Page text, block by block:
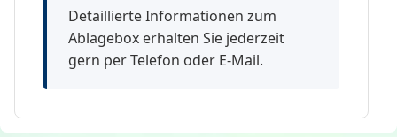
Detaillierte Informationen zum
Ablagebox erhalten Sie jederzeit
gern per Telefon oder E-Mail.